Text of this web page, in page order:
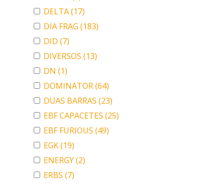
DELTA(17)
DIA FRAG (183)
DID (7)
DIVERSOS (13)
DN (1)
DOMINATOR(64)
DUAS BARRAS (23)
EBF CAPACETES (25)
EBF FURIOUS (49)
EGK(19)
ENERGY(2)
ERBS (7)